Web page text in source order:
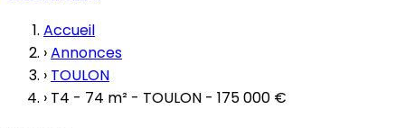
Accueil
›Annonces
› TOULON
› T4 - 74 m² - TOULON - 175 000 €